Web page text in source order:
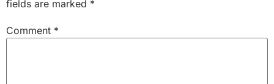
fields are marked *
Comment *